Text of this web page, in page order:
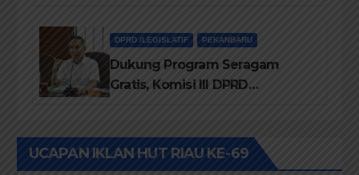
DPRD /LEGISLATIF PEKANBARU
Dukung Program Seragam
Gratis, Komisi III DPRD
Diprioritaskan
UCAPAN IKLAN HUT RIAU KE-69